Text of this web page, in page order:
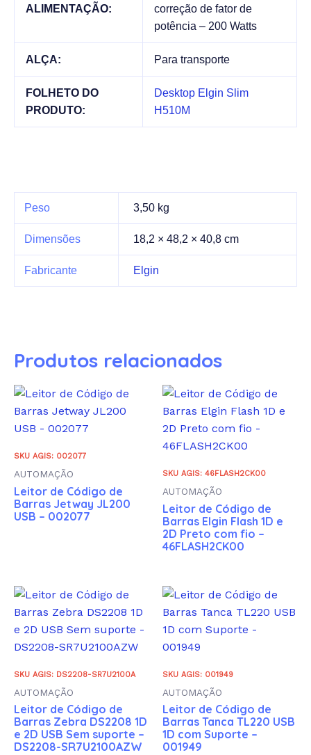
ALIMENTAÇÃO:
correção de fator de
potência – 200 Watts
ALÇA: Para transporte
FOLHETO DO
PRODUTO:
Desktop Elgin Slim
H510M
Peso 3,50 kg
Dimensões 18,2 × 48,2 × 40,8 cm
Fabricante Elgin
Produtos relacionados
SKU AGIS: 002077
AUTOMAÇÃO
Leitor de Código de
Barras Jetway JL200
USB – 002077
SKU AGIS: 46FLASH2CK00
AUTOMAÇÃO
Leitor de Código de
Barras Elgin Flash 1D e
2D Preto com fio –
46FLASH2CK00
SKU AGIS: DS2208-SR7U2100A
AUTOMAÇÃO
Leitor de Código de
Barras Zebra DS2208 1D
e 2D USB Sem suporte –
DS2208-SR7U2100AZW
SKU AGIS: 001949
AUTOMAÇÃO
Leitor de Código de
Barras Tanca TL220 USB
1D com Suporte –
001949